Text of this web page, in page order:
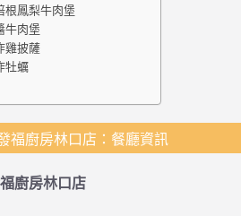
根鳳梨牛肉堡
牛肉堡
雞披薩
牡蠣
福廚房林口店：餐廳資訊
廚房林口店